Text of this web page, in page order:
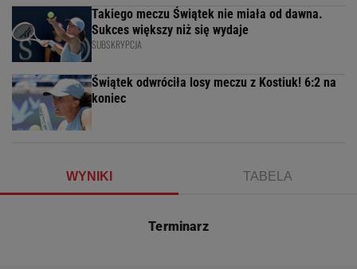
Takiego meczu Świątek nie miała od dawna.
Sukces większy niż się wydaje
SUBSKRYPCJA
Świątek odwróciła losy meczu z Kostiuk! 6:2 na
koniec
WYNIKI TABELA
Terminarz